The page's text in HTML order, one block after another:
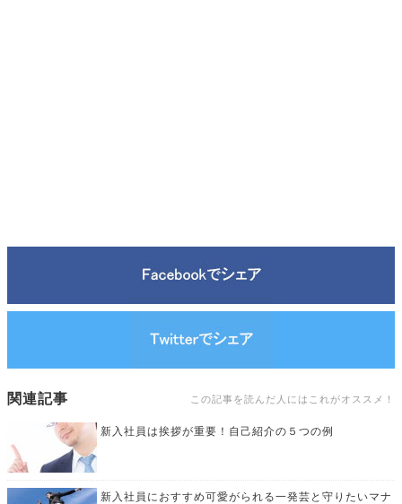
関連記事 この記事を読んだ人にはこれがオススメ！
新入社員は挨拶が重要！自己紹介の５つの例
新入社員におすすめ可愛がられる一発芸と守りたいマナ